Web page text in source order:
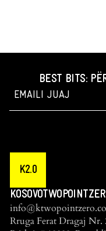
BEST BITS:
K2.0
Rruga Ferat Dragaj Nr.